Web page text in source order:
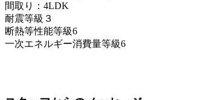
間取り：4LDK
耐震等級３
断熱等性能等級6
一次エネルギー消費量等級6